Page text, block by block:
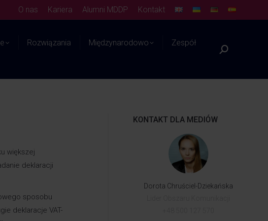
O nas Kariera Alumni MDDP Kontakt
Rozwiązania Międzynarodowo Zespół
większej
deklaracji
sposobu
deklaracje VAT-
KONTAKT DLA MEDIÓW
Dorota Chruściel-Dziekańska